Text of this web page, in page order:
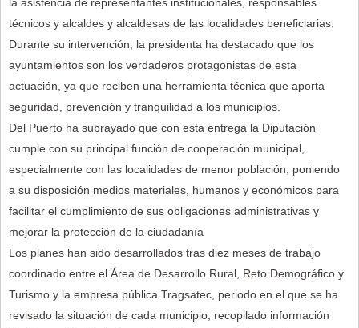
técnicos y alcaldes y alcaldesas de las localidades beneficiarias.
Durante su intervención, la presidenta ha destacado que los
ayuntamientos son los verdaderos protagonistas de esta
actuación, ya que reciben una herramienta técnica que aporta
seguridad, prevención y tranquilidad a los municipios.
Del Puerto ha subrayado que con esta entrega la Diputación
cumple con su principal función de cooperación municipal,
especialmente con las localidades de menor población, poniendo
a su disposición medios materiales, humanos y económicos para
facilitar el cumplimiento de sus obligaciones administrativas y
mejorar la protección de la ciudadanía
Los planes han sido desarrollados tras diez meses de trabajo
coordinado entre el Área de Desarrollo Rural, Reto Demográfico y
Turismo y la empresa pública Tragsatec, periodo en el que se ha
revisado la situación de cada municipio, recopilado información